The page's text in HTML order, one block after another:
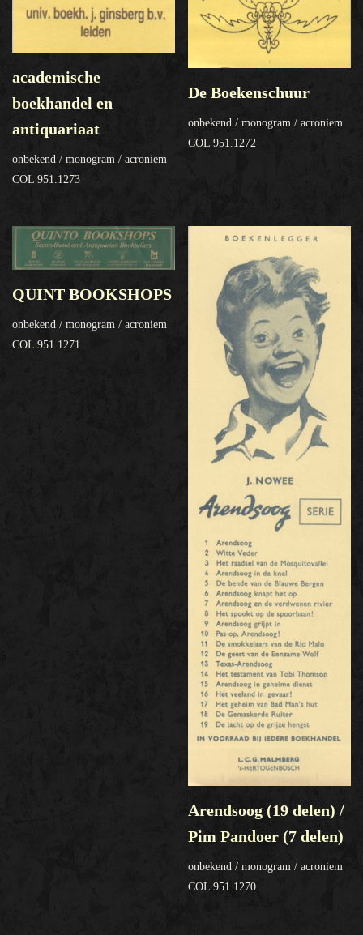
academische
boekhandel en
antiquariaat
onbekend / monogram / acroniem
COL 951.1273
De Boekenschuur
onbekend / monogram / acroniem
COL 951.1272
QUINT BOOKSHOPS
onbekend / monogram / acroniem
COL 951.1271
Arendsoog (19 delen) /
Pim Pandoer (7 delen)
onbekend / monogram / acroniem
COL 951.1270